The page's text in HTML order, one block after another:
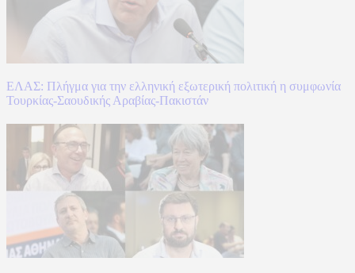
ΕΛΑΣ: Πλήγμα για την ελληνική εξωτερική πολιτική η συμφωνία
Τουρκίας-Σαουδικής Αραβίας-Πακιστάν